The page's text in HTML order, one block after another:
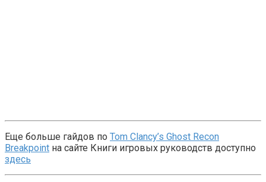
Еще больше гайдов по Tom Clancy’s Ghost Recon
Breakpoint на сайте Книги игровых руководств доступно
здесь